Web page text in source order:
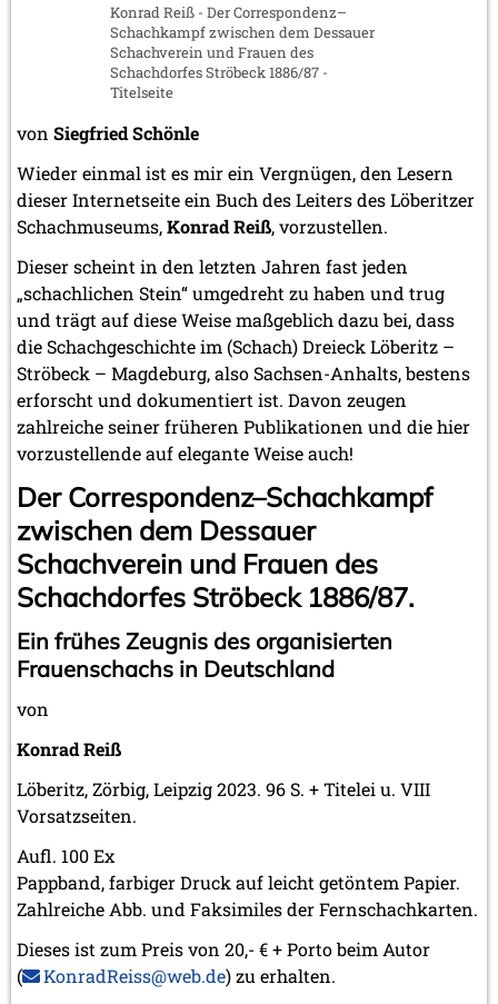
Konrad Reiß - Der Correspondenz–
Schachkampf zwischen dem Dessauer
Schachverein und Frauen des
Schachdorfes Ströbeck 1886/87 -
Titelseite
von Siegfried Schönle
Wieder einmal ist es mir ein Vergnügen, den Lesern
dieser Internetseite ein Buch des Leiters des Löberitzer
Schachmuseums,Konrad Reiß, vorzustellen.
Dieser scheint in den letzten Jahren fast jeden
„schachlichen Stein“ umgedreht zu haben und trug
und trägt auf diese Weise maßgeblich dazu bei, dass
die Schachgeschichte im (Schach) Dreieck Löberitz –
Ströbeck – Magdeburg, also Sachsen-Anhalts, bestens
erforscht und dokumentiert ist. Davon zeugen
zahlreiche seiner früheren Publikationen und die hier
vorzustellende auf elegante Weise auch!
Der Correspondenz–Schachkampf
zwischen dem Dessauer
Schachverein und Frauen des
Schachdorfes Ströbeck 1886/87.
Ein frühes Zeugnis des organisierten
Frauenschachs in Deutschland
von
Konrad Reiß
Löberitz, Zörbig, Leipzig 2023. 96 S. + Titelei u. VIII
Vorsatzseiten.
Aufl. 100 Ex
Pappband, farbiger Druck auf leicht getöntem Papier.
Zahlreiche Abb. und Faksimiles der Fernschachkarten.
Dieses ist zum Preis von 20,- € + Porto beim Autor
(
KonradReiss@web.de) zu erhalten.